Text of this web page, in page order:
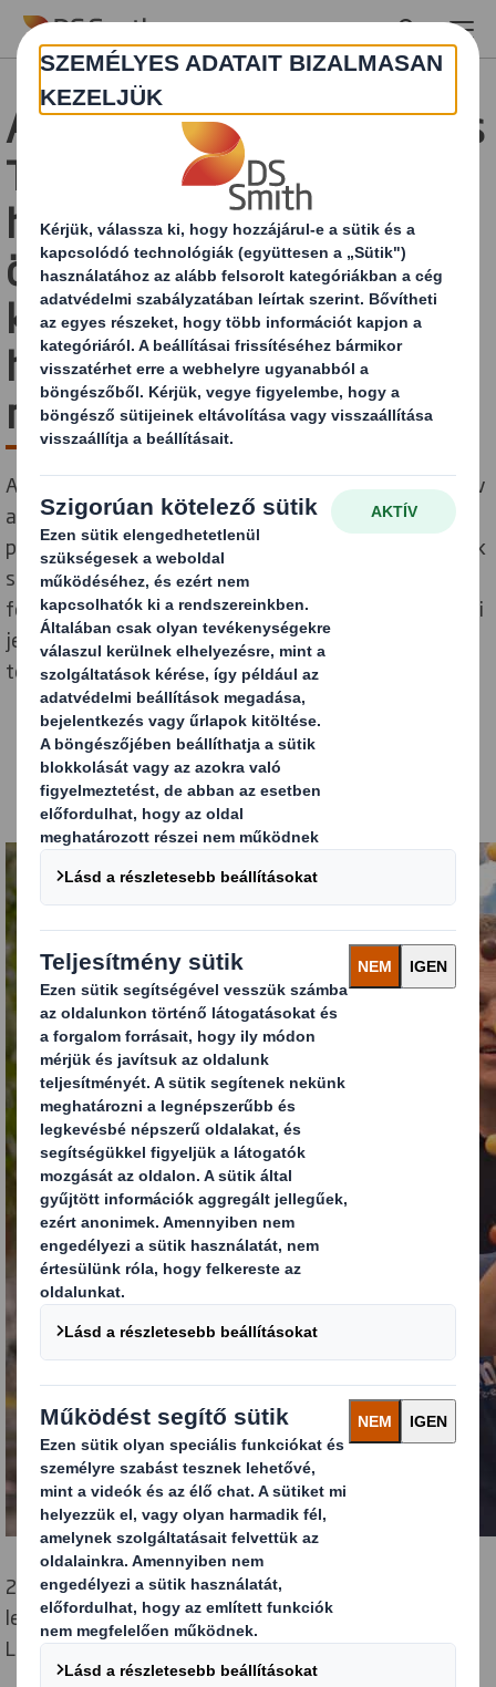
Skip to main content
A DS Smith segít a Stoffels
Tomato Farmnak a
hatékonyabb
önkiszolgálás, a nagyobb
kényelem és az eladótéri
higiénia javításának
megteremtésében
A Rijkevorselben található Stoffels Tomato Farm 20 év
alatt Belgium egyik legmodernebb
paradicsomtermelőjévé nőtte ki magát. A cég nemcsak
színes és ízletes paradicsomokat szüretel, hanem
folyamatos elismerésben is részesül a termény egyedi
jellegéért és az innovatív módszerért, ahogyan a
termékpaletta forgalmazásra kerül.
2016-ban a Stoffels „Automato” fantázianevű
legújabb találmányáért megkapta a berlini Fruit
Logistica szakkiállítás innovációs díját.